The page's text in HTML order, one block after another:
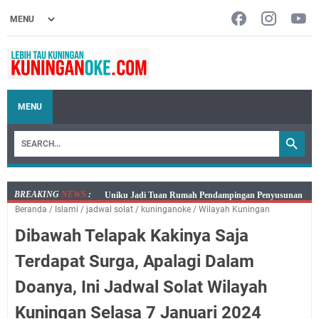
MENU
BREAKING NEWS :
Sudahkah Kita Merdeka Dari Hawa Nafsu?
Info Sembako di Pasar Kepuh Kuningan Kamis 6
Agustus 2026, Daging Naik, Telur Turun
2026 Ada Tiga Acara
Kamis 6 Agustus 2026 Mobil Samling Ada di Alun-alun
Beranda / Islami / jadwal solat / kuninganoke / Wilayah Kuningan
Dibawah Telapak Kakinya Saja
Terdapat Surga, Apalagi Dalam
Doanya, Ini Jadwal Solat Wilayah
Kuningan Selasa 7 Januari 2024